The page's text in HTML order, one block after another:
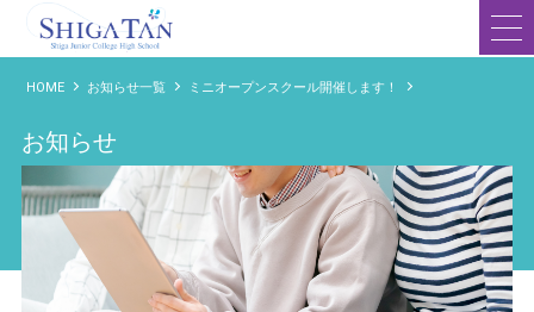
滋賀短期大学附属高等学校
HOME
お知らせ一覧 ミニオープンスクール開催します！
お知らせ